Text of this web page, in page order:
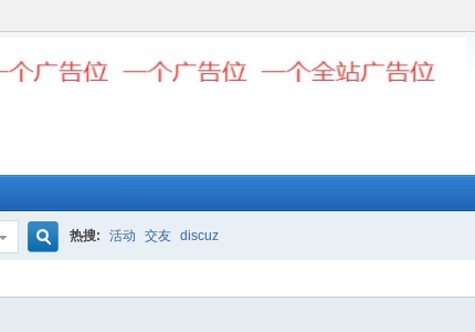
热搜: 活动 交友 discuz